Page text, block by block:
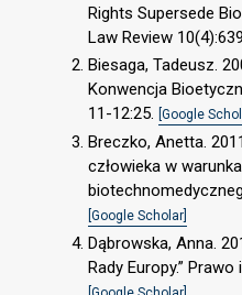
Rights Supersede
Law Review
Biesaga, Tadeusz.
Konwencja
11-12:25. [Google
Breczko, Anetta.
człowieka w
[Google Scholar]
Dąbrowska, Anna.
Rady Europy.” Prawo